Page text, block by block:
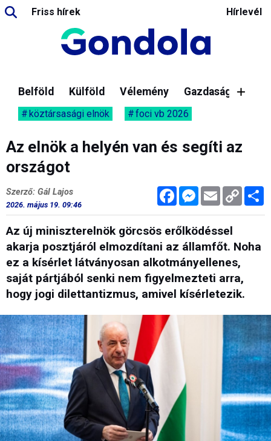
Friss hírek Hírlevél
Belföld Külföld Vélemény Gazdaság
köztársasági elnök foci vb 2026
Az elnök a helyén van és segíti az
országot
FacebookMessenger
Email Copy
Link
Szerző: Gál Lajos
2026. május 19. 09:46
Az új miniszterelnök görcsös erőlködéssel
akarja posztjáról elmozdítani az államfőt. Noha
ez a kísérlet látványosan alkotmányellenes,
saját pártjából senki nem figyelmezteti arra,
hogy jogi dilettantizmus, amivel kísérletezik.